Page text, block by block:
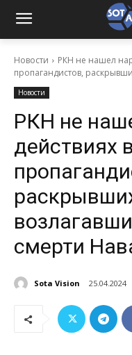
Новости
РКН не нашел
пропагандистов,
Новости
РКН не
действиях
смерти
Sota Vision 25.04.2024